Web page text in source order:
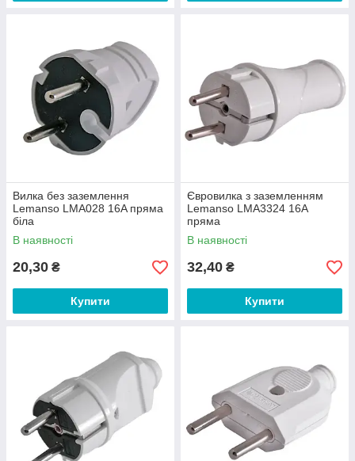
Вилка без заземлення
Lemanso LMA028 16A пряма
біла
В наявності
20,30 ₴
Купити
Євровилка з заземленням
Lemanso LMA3324 16A
пряма
В наявності
32,40 ₴
Купити